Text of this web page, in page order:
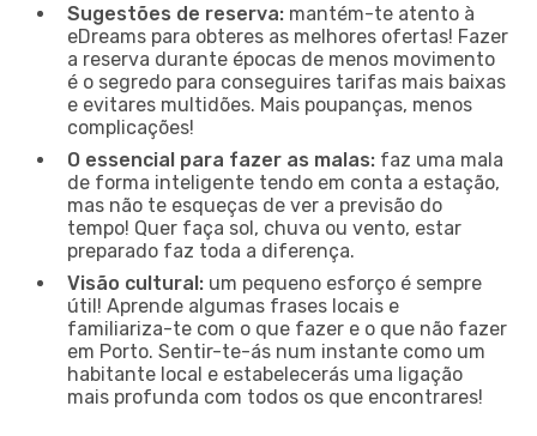
Sugestões de reserva: mantém-te atento à
eDreams para obteres as melhores ofertas! Fazer
a reserva durante épocas de menos movimento
é o segredo para conseguires tarifas mais baixas
e evitares multidões. Mais poupanças, menos
complicações!
O essencial para fazer as malas: faz uma mala
de forma inteligente tendo em conta a estação,
mas não te esqueças de ver a previsão do
tempo! Quer faça sol, chuva ou vento, estar
preparado faz toda a diferença.
Visão cultural: um pequeno esforço é sempre
útil! Aprende algumas frases locais e
familiariza-te com o que fazer e o que não fazer
em Porto. Sentir-te-ás num instante como um
habitante local e estabelecerás uma ligação
mais profunda com todos os que encontrares!